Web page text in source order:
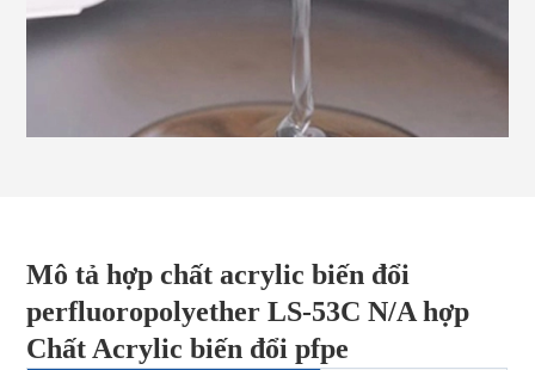
Mô tả hợp chất acrylic biến đổi
perfluoropolyether LS-53C N/A hợp
Chất Acrylic biến đổi pfpe